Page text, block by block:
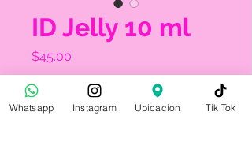
ID Jelly 10 ml
$45.00
Cantidad
Whatsapp Instagram Ubicacion Tik Tok